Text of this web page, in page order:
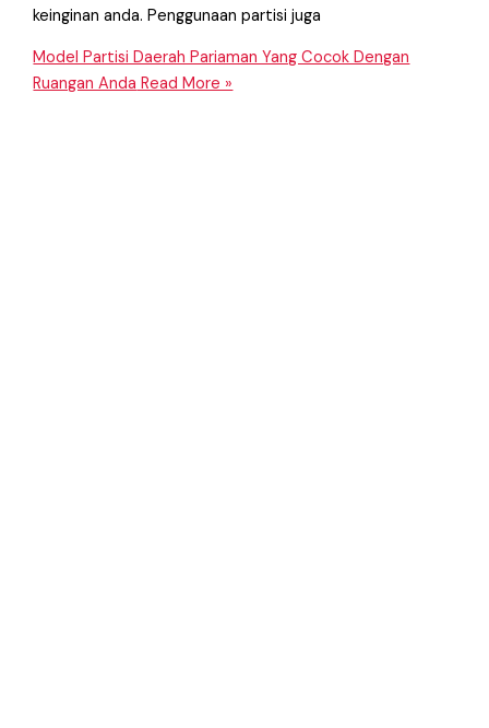
keinginan anda. Penggunaan partisi juga
Model Partisi Daerah Pariaman Yang Cocok Dengan
Ruangan Anda Read More »